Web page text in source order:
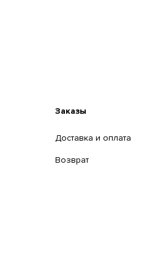
Заказы
Доставка и оплата
Возврат